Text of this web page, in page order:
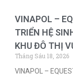
VINAPOL –
TRIỂN HỆ
KHU ĐÔ THỊ
Tháng Sáu 18, 2026
VINAPOL –